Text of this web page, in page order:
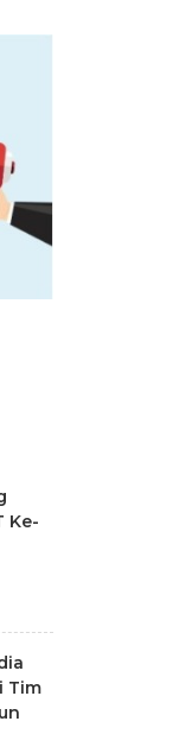
Ke-
Tim